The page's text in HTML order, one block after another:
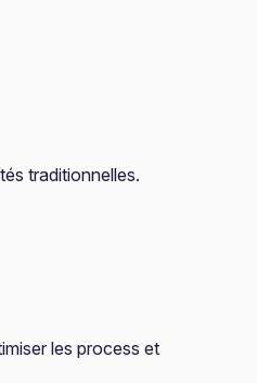
traditionnelles.
les process et